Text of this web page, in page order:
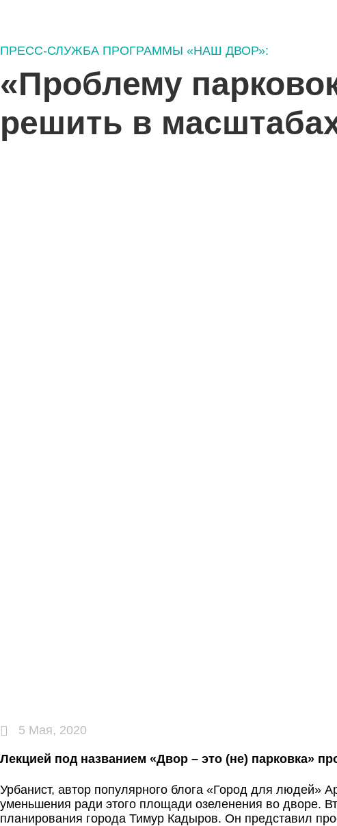
ПРЕСС-СЛУЖБА ПРОГРАММЫ «НАШ ДВОР»:
«Проблему
решить в
5 Мая, 2020
Лекцией под названием «Двор – это (не) парковка»
Урбанист, автор популярного блога «Город для людей»
уменьшения ради этого площади озеленения во дворе.
планирования города Тимур Кадыров. Он представил